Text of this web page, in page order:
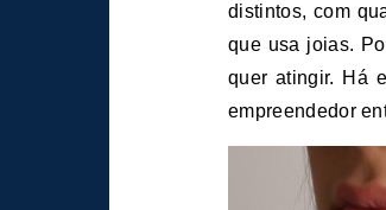
distintos, com
que usa joias.
quer atingir. Há
empreendedor